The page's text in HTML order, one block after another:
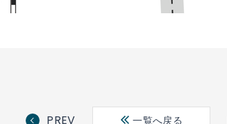
PREV 一覧へ戻る